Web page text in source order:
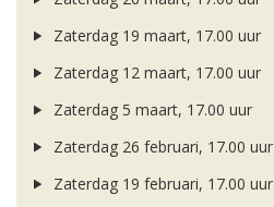
Zaterdag 19 maart, 17.00 uur
Zaterdag 12 maart, 17.00 uur
Zaterdag 5 maart, 17.00 uur
Zaterdag 26 februari, 17.00 uur
Zaterdag 19 februari, 17.00 uur